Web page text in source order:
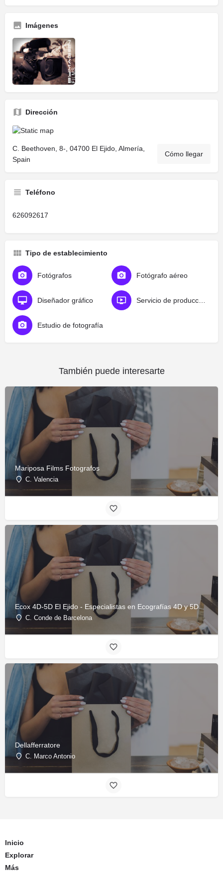
Imágenes
Dirección
C. Beethoven, 8-, 04700 El Ejido, Almería,
Spain
Cómo llegar
Teléfono
626092617
Tipo de establecimiento
Fotógrafos Fotógrafo aéreo
Diseñador gráfico
Estudio de fotografía
También puede interesarte
Mariposa Films Fotografos
C. Valencia
Ecox 4D-5D El Ejido - Especialistas en Ecografías 4D y 5D
C. Conde de Barcelona
Dellafferratore
C. Marco Antonio
Inicio
Explorar
Más